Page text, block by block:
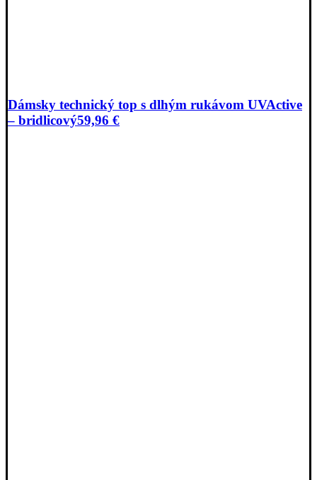
Dámsky technický top s dlhým rukávom UVActive
– bridlicový59,96 €